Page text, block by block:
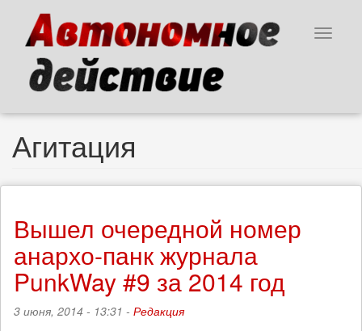
основному
содержанию
Toggle
Агитация
Вышел очередной номер
анархо-панк журнала
PunkWay #9 за 2014 год
3 июня, 2014 - 13:31 - Редакция